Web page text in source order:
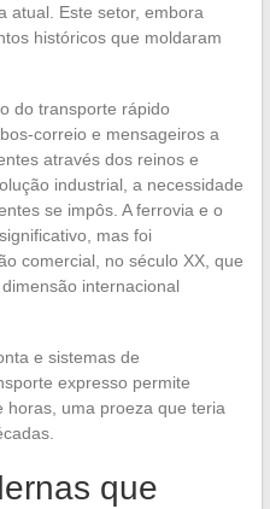
atual. Este setor, embora
históricos que moldaram
do transporte rápido
correio e mensageiros a
através dos reinos e
industrial, a necessidade
se impôs. A ferrovia e o
mas foi
comercial, no século XX, que
internacional
e sistemas de
expresso permite
uma proeza que teria
que